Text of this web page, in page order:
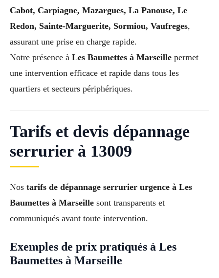
Cabot, Carpiagne, Mazargues, La Panouse, Le
Redon, Sainte-Marguerite, Sormiou, Vaufreges,
assurant une prise en charge rapide.
Notre présence à Les Baumettes à Marseille permet
une intervention efficace et rapide dans tous les
quartiers et secteurs périphériques.
Tarifs et devis dépannage
serrurier à 13009
Nos tarifs de dépannage serrurier urgence à Les
Baumettes à Marseille sont transparents et
communiqués avant toute intervention.
Exemples de prix pratiqués à Les
Baumettes à Marseille